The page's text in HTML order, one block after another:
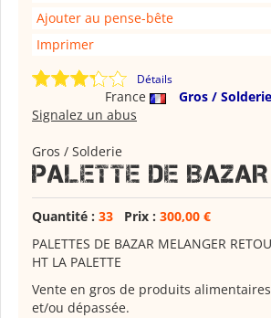
Ajouter au pense-bête
Imprimer
Détails
France
Gros / Solderie
Signalez un abus
Gros / Solderie
PALETTE DE BAZAR
Quantité : 33 Prix : 300,00 €
PALETTES DE BAZAR MELANGER
HT LA PALETTE
Vente en gros de produits
et/ou dépassée.